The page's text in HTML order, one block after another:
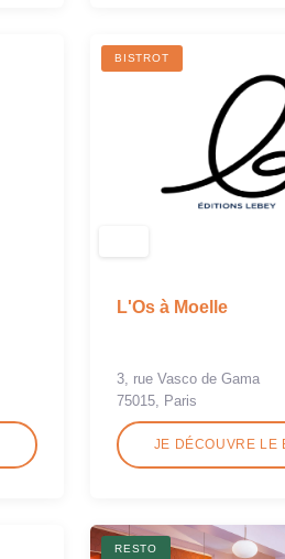
BISTROT
L'Os à Moelle
3, rue Vasco de Gama
75015, Paris
JE DÉCOUVRE LE
RESTO